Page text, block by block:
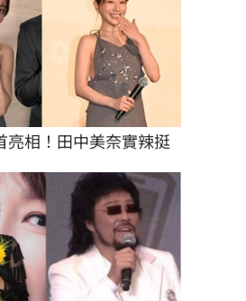
亮相！田中美奈實辣挺